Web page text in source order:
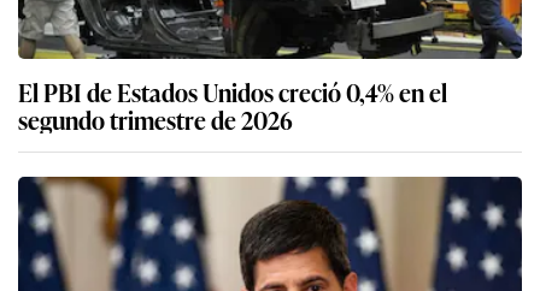
El PBI de Estados Unidos creció 0,4% en el
segundo trimestre de 2026